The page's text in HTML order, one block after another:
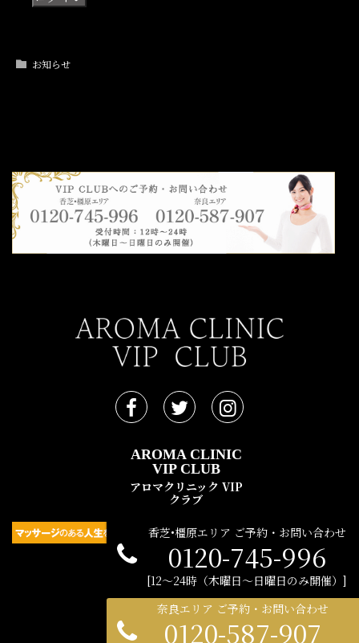
お知らせ
奈良エリア ご予約・お問い合わせ
0120-587-907
香芝•橿原エリア ご予約・お問い合わせ
0120-745-996
12〜24時（木曜日〜日曜日のみ開催）
AROMA CLINIC
VIP CLUB
アロマクリニック VIP
クラブ
民間広告支援機構 © 2021